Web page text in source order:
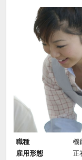
職種
機
雇用形態
正